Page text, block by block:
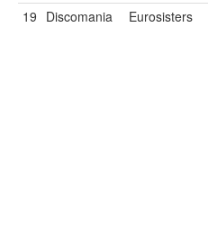
19 Discomania Eurosisters